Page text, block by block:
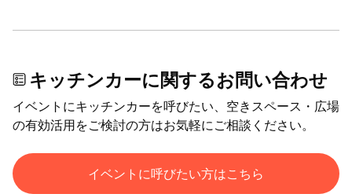
キッチンカーに関するお問い合わせ
イベントにキッチンカーを呼びたい、空きスペース・広場
の有効活用をご検討の方はお気軽にご相談ください。
イベントに呼びたい方はこちら